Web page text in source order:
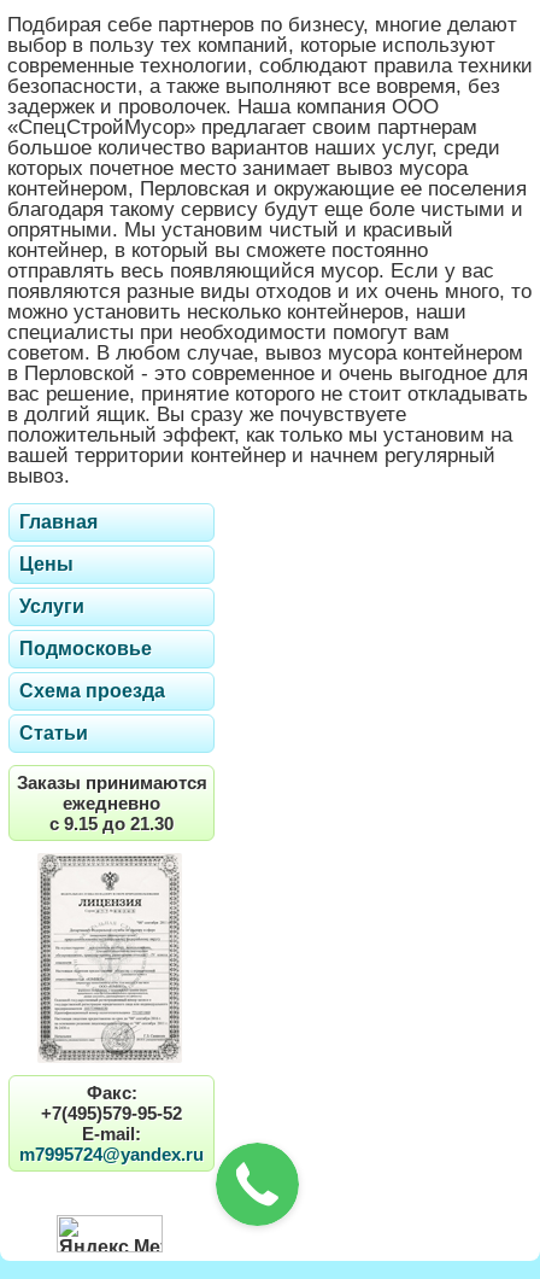
Главная
Цены
Услуги
Подмосковье
Схема проезда
Статьи
Заказы принимаются
ежедневно
с 9.15 до 21.30
Факс:
+7(495)579-95-52
E-mail:
m7995724@yandex.ru
Подбирая себе партнеров по бизнесу, многие делают
выбор в пользу тех компаний, которые используют
современные технологии, соблюдают правила техники
безопасности, а также выполняют все вовремя, без
задержек и проволочек. Наша компания ООО
«СпецСтройМусор» предлагает своим партнерам
большое количество вариантов наших услуг, среди
которых почетное место занимает вывоз мусора
контейнером, Перловская и окружающие ее поселения
благодаря такому сервису будут еще боле чистыми и
опрятными. Мы установим чистый и красивый
контейнер, в который вы сможете постоянно
отправлять весь появляющийся мусор. Если у вас
появляются разные виды отходов и их очень много, то
можно установить несколько контейнеров, наши
специалисты при необходимости помогут вам
советом. В любом случае, вывоз мусора контейнером
в Перловской - это современное и очень выгодное для
вас решение, принятие которого не стоит откладывать
в долгий ящик. Вы сразу же почувствуете
положительный эффект, как только мы установим на
вашей территории контейнер и начнем регулярный
вывоз.